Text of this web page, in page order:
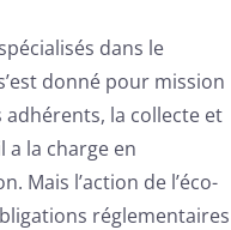
dans le
donné pour mission
adhérents, la collecte et
la charge en
Mais l’action de l’éco-
réglementaires